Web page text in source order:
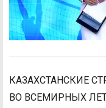
КАЗАХСТАНСКИЕ
ВО ВСЕМИРНЫХ